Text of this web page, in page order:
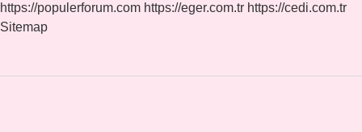
https://populerforum.com https://eger.com.tr https://cedi.com.tr
Sitemap